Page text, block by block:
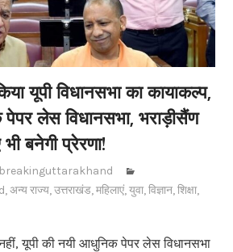
यूपी विधानसभा का कायाकल्प,
लेस विधानसभा, भराड़ीसैंण
बनेगी प्रेरणा!
breakinguttarakhand
,अन्य राज्य,उत्तराखंड,महिलाएं,युवा,विज्ञान,शिक्षा,
यूपी की नयी आधुनिक पेपर लेस विधानसभा